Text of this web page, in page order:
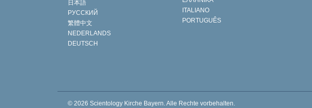
日本語
РУССКИЙ
繁體中文
NEDERLANDS
DEUTSCH
ITALIANO
PORTUGUÊS
© 2026 Scientology Kirche Bayern.Alle Rechte vorbehalten.